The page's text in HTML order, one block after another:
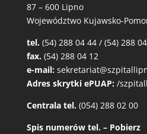
87 – 600 Lipno
Województwo Kujawsko-
tel. (54) 288 04 44 / (54) 288
fax. (54) 288 04 12
e-mail:
Adres skrytki ePUAP: /
Centrala tel. (054) 288 02 00
Spis numerów tel. – Pobierz